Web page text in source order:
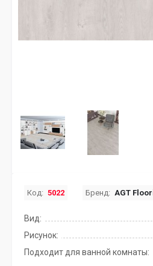
Код: 5022 Бренд: AGT
Вид:
Рисунок:
Подходит для ванной комнаты: